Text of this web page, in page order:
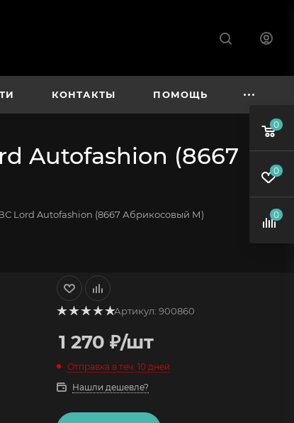
КОНТАКТЫ ПОМОЩЬ
Autofashion (8667
Lord Autofashion (8667 Абрикосовый М)
Артикул: 900860
1 270 ₽/шт
Отправка в теч. 10 дней
Нашли дешевле?
0
0
0